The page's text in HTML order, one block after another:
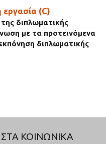
(C)
διπλωματικής
με τα προτεινόμενα
διπλωματικής
ΚΟΙΝΩΝΙΚΑ